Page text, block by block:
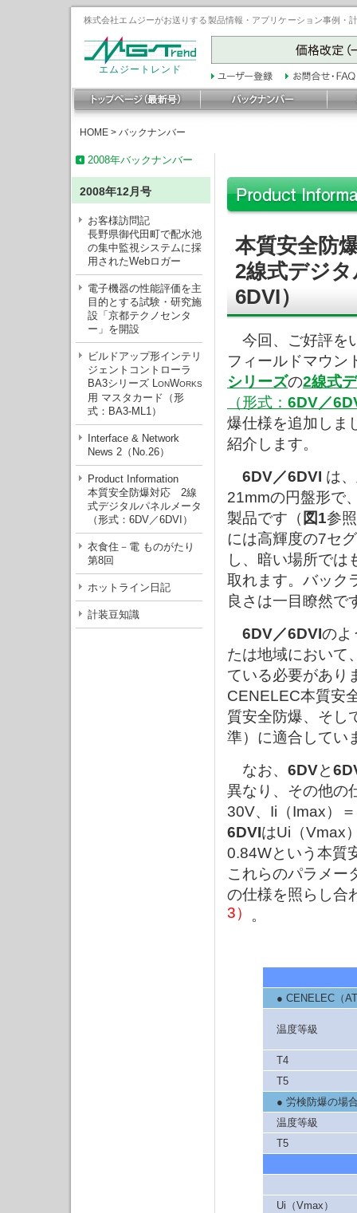
株式会社エムジーがお送りする製品情報・アプリケーション事例
エムジートレンド
HOME > バックナンバー
2008年バックナンバー
2008年12月号
お客様訪問記
長野県御代田町で配水池
の集中監視システムに採
用されたWebロガー
電子機器の性能評価を主
目的とする試験・研究施
設「京都テクノセンタ
ー」を開設
ビルドアップ形インテリ
ジェントコントローラ
BA3シリーズ LONWORKS
用 マスタカード（形
式：BA3-ML1）
Interface & Network
News 2（No.26）
Product Information
本質安全防爆対応 2線
式デジタルパネルメータ
（形式：6DV／6DVI）
衣食住－電 ものがたり
第8回
ホットライン日記
計装豆知識
本質安全防
2線式デジ
6DVI）
今回、ご好評を
フィールドマウン
シリーズの2線式
（形式： 6DV／
爆仕様を追加しま
紹介します。
6DV／6DVI は
21mmの円盤形で
製品です（ 図1参
には高輝度の7セ
し、暗い場所では
取れます。バック
良さは一目瞭然で
6DV／6DVIのよ
たは地域において
ている必要があり
CENELEC本質安
質安全防爆、そし
準）に適合してい
なお、 6DVと
異なり、その他の
30V、Ii（Imax）
6DVIはUi（Vmax
0.84Wという本質
これらのパラメー
の仕様を照らし合
3） 。
● CENELEC（
温度等級
T4
T5
● 労検防爆の場
温度等級
T5
Ui（Vmax）